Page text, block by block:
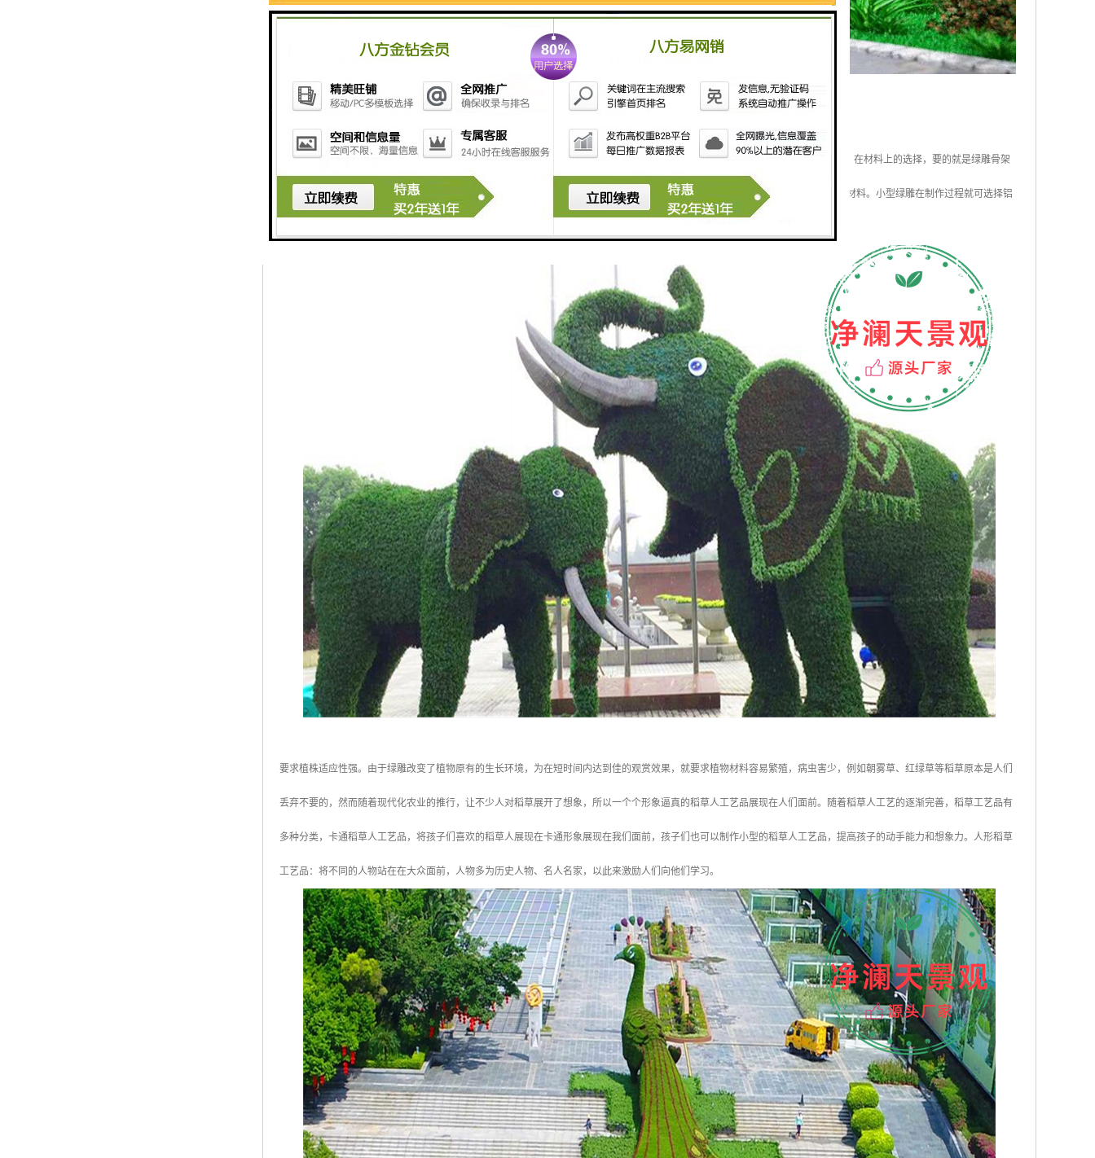
1、绿雕骨架结构制作：绿雕骨架的材料一般可以有钢筋、铁丝、角铁、不锈钢等等，一般根据绿雕大小和形状选择制作骨架的材料，在材料上的选择，要的就是绿雕骨架
牢固度。绿雕牢固都能摆放长久，出现意外事故。一般在大型绿雕制作过程中，通常会采用角铁、钢筋、铁丝这些柔韧性，受力强的材料。小型绿雕在制作过程就可选择铝
要求植株适应性强。由于绿雕改变了植物原有的生长环境，为在短时间内达到佳的观赏效果，就要求植物材料容易繁殖，病虫害少，例如朝雾草、红绿草等稻草原本是人们
丢弃不要的，然而随着现代化农业的推行，让不少人对稻草展开了想象，所以一个个形象逼真的稻草人工艺品展现在人们面前。随着稻草人工艺的逐渐完善，稻草工艺品有
多种分类，卡通稻草人工艺品，将孩子们喜欢的稻草人展现在卡通形象展现在我们面前，孩子们也可以制作小型的稻草人工艺品，提高孩子的动手能力和想象力。人形稻草
工艺品：将不同的人物站在在大众面前，人物多为历史人物、名人名家，以此来激励人们向他们学习。